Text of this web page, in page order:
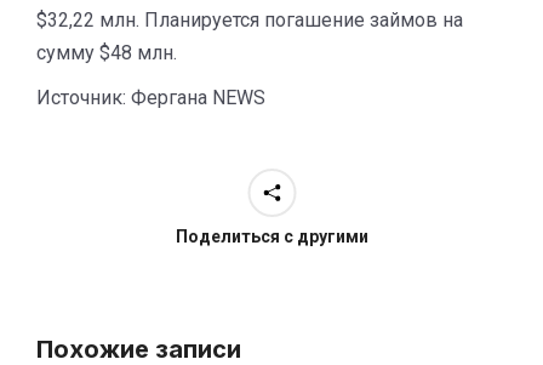
$32,22 млн. Планируется погашение займов на
сумму $48 млн.
Источник: Фергана NEWS
Поделиться с другими
Похожие записи